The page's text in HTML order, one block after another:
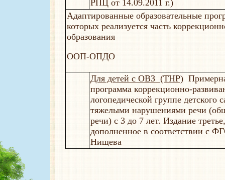
РПЦ от 14.09.2011 г.)
Адаптированные образовательные
которых реализуется часть
образования
ООП-ОПДО
Для детей с ОВЗ (ТНР)
программа коррекционно-
логопедической группе детского
тяжелыми нарушениями речи
речи) с 3 до 7 лет. Издание
дополненное в соответствии с
Нищева